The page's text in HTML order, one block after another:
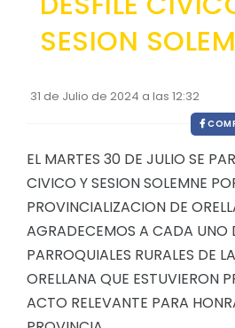
Procesos de contratación
Registro oficiales de
SESION
31 de Julio de 2024 a las 12:32
EL MARTES 30 DE JULIO SE
CIVICO Y SESION SOLEMNE
PROVINCIALIZACION DE
AGRADECEMOS A CADA UNO
PARROQUIALES RURALES DE
ORELLANA QUE ESTUVIERON
ACTO RELEVANTE PARA